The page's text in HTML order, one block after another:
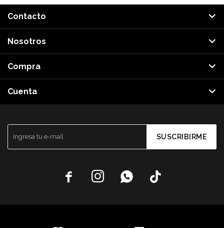
SUSCRIBIRME
   
Contacto
Nosotros
Compra
Cuenta